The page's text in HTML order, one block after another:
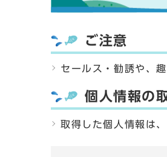
ご注意
セールス・勧誘や、
個人情報の
取得した個人情報は